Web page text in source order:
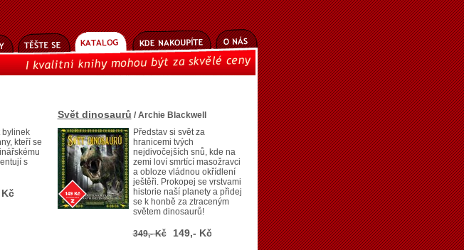
bylinek
kteří se
s
Svět dinosaurů / Archie Blackwell
Představ si svět za
hranicemi tvých
nejdivočejších snů, kde na
zemi loví smrtící masožravci
a obloze vládnou okřídlení
ještěři. Prokopej se vrstvami
historie naší planety a přidej
se k honbě za ztraceným
světem dinosaurů!
349,- Kč 149,- Kč